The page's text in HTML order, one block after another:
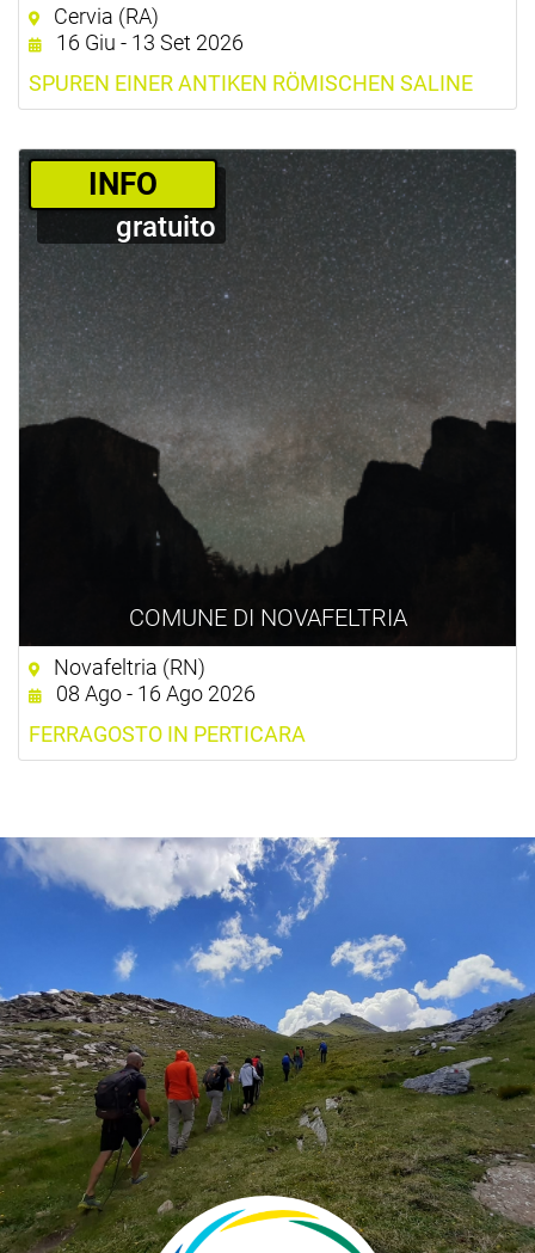
Cervia (RA)
16 Giu - 13 Set 2026
SPUREN EINER ANTIKEN RÖMISCHEN SALINE
COMUNE DI NOVAFELTRIA
­INFO
gratuito
Novafeltria (RN)
08 Ago - 16 Ago 2026
FERRAGOSTO IN PERTICARA